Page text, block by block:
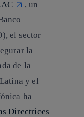
, un
el sector
la
de la
y el
ha
Directrices